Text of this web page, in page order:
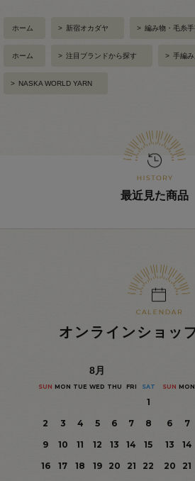
ホーム > 新宿オカダヤ > 編み物・毛糸
ホーム > 注目ブランドから探す > 手編
> NASKA WORLD YARN
最近見た商品
オンラインショッ
8月
SUN MON TUE WED THU FRI SAT
1
2
3 4 5 6 7
8
9
10 11 12 13 14
15
16
17 18 19 20 21
22
SUN MON
6
7
13
14
20
21